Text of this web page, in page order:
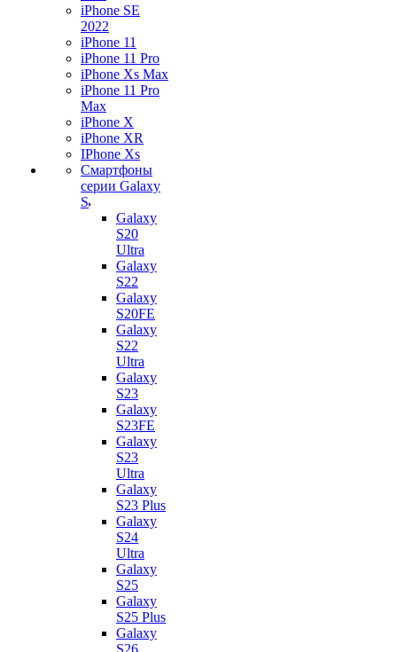
iPhone SE
2022
iPhone 11
iPhone 11 Pro
iPhone Xs Max
iPhone 11 Pro
Max
iPhone X
iPhone XR
IPhone Xs
Смартфоны
серии Galaxy
S
Galaxy
S20
Ultra
Galaxy
S22
Galaxy
S20FE
Galaxy
S22
Ultra
Galaxy
S23
Galaxy
S23FE
Galaxy
S23
Ultra
Galaxy
S23 Plus
Galaxy
S24
Ultra
Galaxy
S25
Galaxy
S25 Plus
Galaxy
S26